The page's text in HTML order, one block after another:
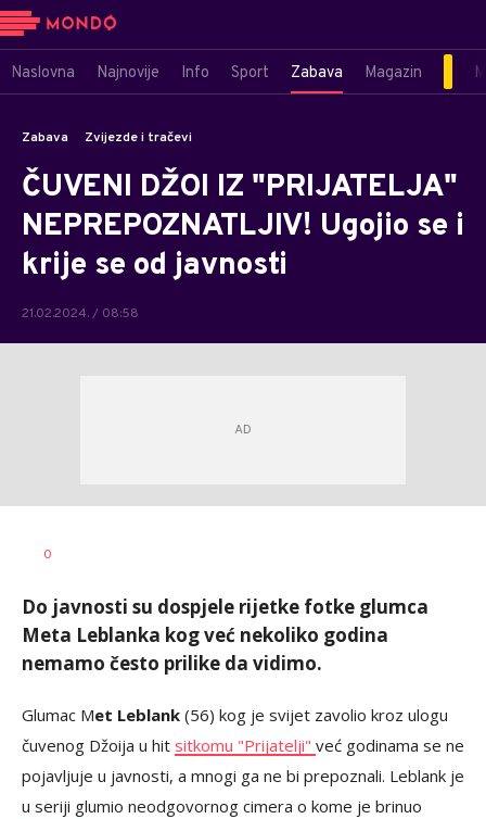
Naslovna Najnovije Info Sport Zabava Magazin
Zabava Zvijezde i tračevi
ČUVENI DŽOI IZ "PRIJATELJA"
NEPREPOZNATLJIV! Ugojio se i
krije se od javnosti
21.02.2024. / 08:58
0
Do javnosti su dospjele rijetke fotke glumca
Meta Leblanka kog već nekoliko godina
nemamo često prilike da vidimo.
Glumac Met Leblank (56) kog je svijet zavolio kroz ulogu
čuvenog Džoija u hit sitkomu "Prijatelji" već godinama se ne
pojavljuje u javnosti, a mnogi ga ne bi prepoznali. Leblank je
u seriji glumio neodgovornog cimera o kome je brinuo